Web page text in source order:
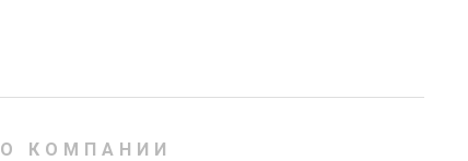
О КОМПАНИИ